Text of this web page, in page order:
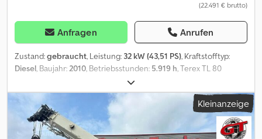
(22.491 € brutto)
Anfragen Anrufen
Zustand:gebraucht, Leistung: 32 kW (43,51 PS), Kraftstofftyp:
Diesel, Baujahr:2010, Betriebsstunden: 5.919 h, Terex TL 80
Betriebsstunden Klappschaufel Betriebsgewicht 4800kg
QUICK_CHANGE_ATTACHMENT = Weitere Informationen =
Dwsdpfx Asy D Uczonmja Leergewicht: 4.800 kg Zuladung: 600 kg
zGG: 5.400 kg
Kleinanzeige